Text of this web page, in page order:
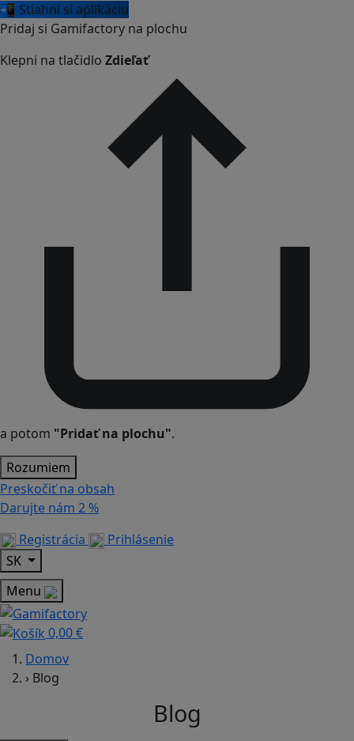
📲 Stiahni si aplikáciu
Pridaj si Gamifactory na plochu
Klepni na tlačidlo Zdieľať
a potom "Pridať na plochu".
Rozumiem
Preskočiť na obsah
Darujte nám 2 %
Registrácia
Prihlásenie
SK
Menu
0,00 €
Domov
› Blog
Blog